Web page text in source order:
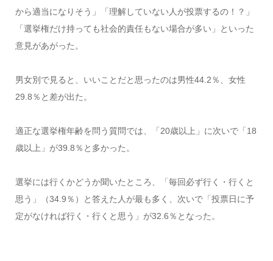
から適当になりそう」「理解していない人が投票するの！？」
「選挙権だけ持っても社会的責任もない場合が多い」といった
意見があがった。
男女別で見ると、いいことだと思ったのは男性44.2％、女性
29.8％と差が出た。
適正な選挙権年齢を問う質問では、「20歳以上」に次いで「18
歳以上」が39.8％と多かった。
選挙には行くかどうか聞いたところ、「毎回必ず行く・行くと
思う」（34.9％）と答えた人が最も多く、次いで「投票日に予
定がなければ行く・行くと思う」が32.6％となった。